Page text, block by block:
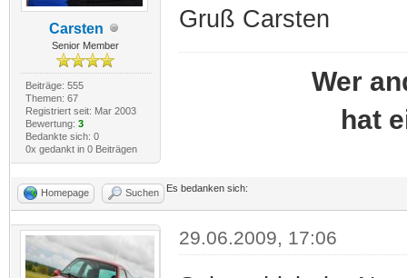
Carsten
Senior Member
Beiträge: 555
Themen: 67
Registriert seit: Mar 2003
Bewertung: 3
Bedankte sich: 0
0x gedankt in 0 Beiträgen
Gruß Carsten
Wer
hat
Homepage Suchen Es bedanken sich:
29.06.2009, 17:06